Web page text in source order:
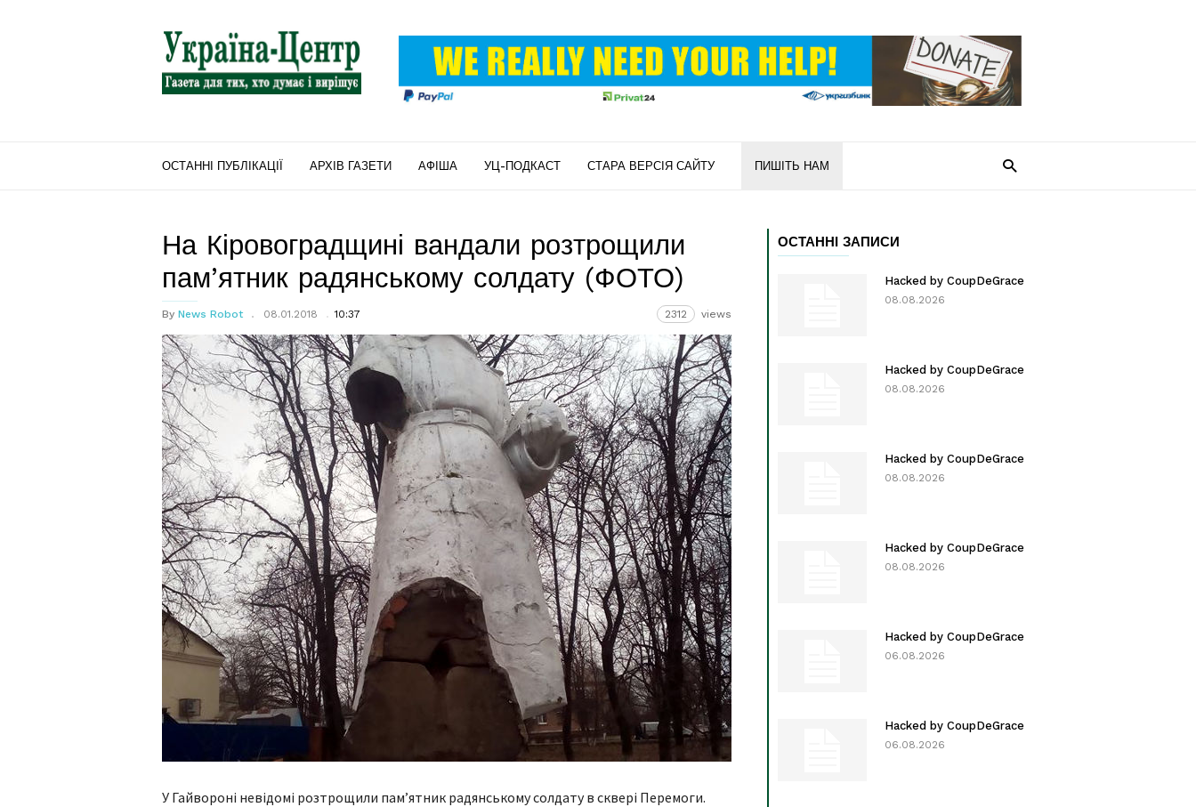
"Україна-
Центр"
ОСТАННІ ПУБЛІКАЦІЇ АРХІВ ГАЗЕТИ АФІША УЦ-ПОДКАСТ СТАРА ВЕРСІЯ САЙТУ ПИШІТЬ НАМ
На Кіровоградщині вандали розтрощили
пам’ятник радянському солдату (ФОТО)
By News Robot 08.01.2018 10:37 2312 views
У Гайвороні невідомі розтрощили пам’ятник радянському солдату в сквері Перемоги.
ОСТАННІ ЗАПИСИ
Hacked by CoupDeGrace
08.08.2026
Hacked by CoupDeGrace
08.08.2026
Hacked by CoupDeGrace
08.08.2026
Hacked by CoupDeGrace
08.08.2026
Hacked by CoupDeGrace
06.08.2026
Hacked by CoupDeGrace
06.08.2026